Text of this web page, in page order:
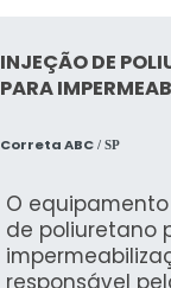
INJEÇÃO DE
PARA
Correta ABC/ SP
O
de poliuretano